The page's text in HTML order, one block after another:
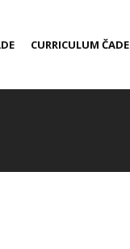
CURRICULUM ČADE